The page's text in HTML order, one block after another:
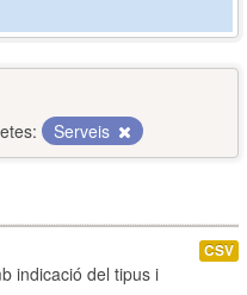
Serveis
indicació del tipus i
CSV